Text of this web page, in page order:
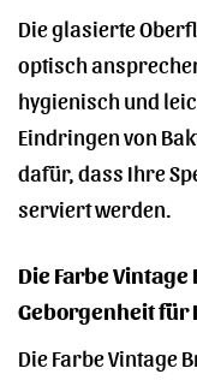
Die glasierte
optisch
hygienisch und
Eindringen von
dafür, dass Ihre
serviert werden.
Die Farbe
Geborgenheit für
Die Farbe Vintage